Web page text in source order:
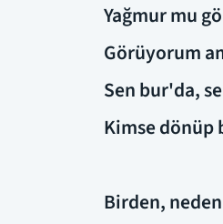
Yağmur mu
Görüyorum
Sen bur'da,
Kimse dönüp
Birden,